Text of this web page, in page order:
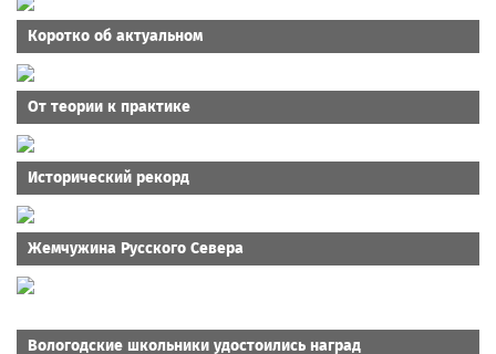
Коротко об актуальном
От теории к практике
Исторический рекорд
Жемчужина Русского Севера
Вологодские школьники удостоились наград